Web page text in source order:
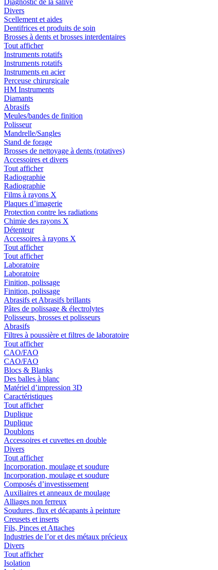
Diagnostic de la salive
Divers
Scellement et aides
Dentifrices et produits de soin
Brosses à dents et brosses interdentaires
Tout afficher
Instruments rotatifs
Instruments rotatifs
Instruments en acier
Perceuse chirurgicale
HM Instruments
Diamants
Abrasifs
Meules/bandes de finition
Polisseur
Mandrelle/Sangles
Stand de forage
Brosses de nettoyage à dents (rotatives)
Accessoires et divers
Tout afficher
Radiographie
Radiographie
Films à rayons X
Plaques d’imagerie
Protection contre les radiations
Chimie des rayons X
Détenteur
Accessoires à rayons X
Tout afficher
Tout afficher
Laboratoire
Laboratoire
Finition, polissage
Finition, polissage
Abrasifs et Abrasifs brillants
Pâtes de polissage & électrolytes
Polisseurs, brosses et polisseurs
Abrasifs
Filtres à poussière et filtres de laboratoire
Tout afficher
CAO/FAO
CAO/FAO
Blocs & Blanks
Des balles à blanc
Matériel d’impression 3D
Caractéristiques
Tout afficher
Duplique
Duplique
Doublons
Accessoires et cuvettes en double
Divers
Tout afficher
Incorporation, moulage et soudure
Incorporation, moulage et soudure
Composés d’investissement
Auxiliaires et anneaux de moulage
Alliages non ferreux
Soudures, flux et décapants à peinture
Creusets et inserts
Fils, Pinces et Attaches
Industries de l’or et des métaux précieux
Divers
Tout afficher
Isolation